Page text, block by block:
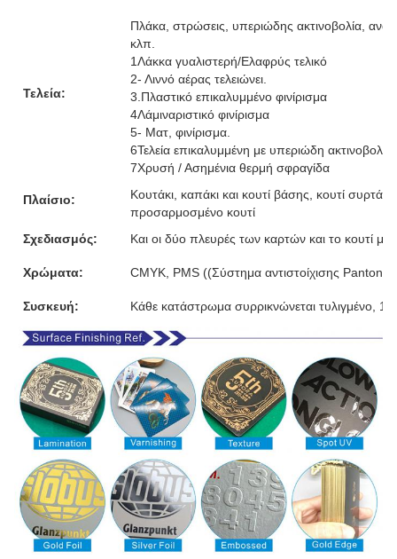
Τελεία:
Πλάκα, στρώσεις, υπεριώδης ακτινοβολία,
κλπ.
1Λάκκα γυαλιστερή/Ελαφρύς τελικό
2- Λιννό αέρας τελειώνει.
3.Πλαστικό επικαλυμμένο φινίρισμα
4Λάμιναριστικό φινίρισμα
5- Ματ, φινίρισμα.
6Τελεία επικαλυμμένη με υπεριώδη
7Χρυσή / Ασημένια θερμή σφραγίδα
Πλαίσιο:
Κουτάκι, καπάκι και κουτί βάσης, κουτί
προσαρμοσμένο κουτί
Σχεδιασμός:
Και οι δύο πλευρές των καρτών και το κουτί
Χρώματα: CMYK, PMS ((Σύστημα αντιστοίχισης Pantone)
Συσκευή: Κάθε κατάστρωμα συρρικνώνεται τυλιγμένο,